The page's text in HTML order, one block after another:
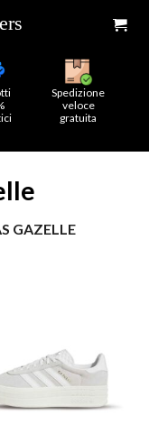
Spedizione
veloce
gratuita
GAZELLE